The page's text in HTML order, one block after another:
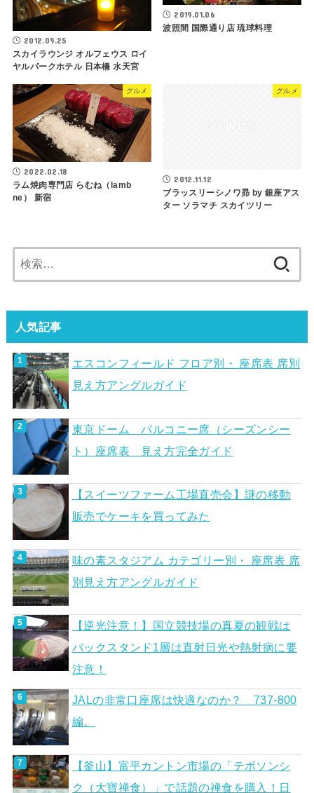
2012.09.25
スカイラウンジ オルフェウス ロイ
ヤルパークホテル 日本橋 水天宮
2019.01.06
波照間 国際通り店 琉球料理
グルメ
2022.02.18
ラム焼肉専門店 らむね（lamb
ne） 新宿
グルメ
2012.11.12
ブラッスリーシノワ昴 by 銀座アス
ター ソラマチ スカイツリー
索:
人気記事
エスコンフィールド フロア別・ 座席表 席別
見え方アングルガイド
東京ドーム バルコニー席（シーズンシー
ト）座席表 見え方完全ガイド
【スイーツファーム工場直売会】謎の移動
販売でケーキを買ってみた
味の素スタジアム カテゴリー別・ 座席表 席
別見え方アングルガイド
【逆光注意！】国立競技場の真夏の観戦は
バックスタンド1層は直射日光や熱射病に要
注意！
JALの非常口座席は快適なのか？ 737-800
編。
【釜山】富平カントン市場の「テボソンシ
ク（大寶禅食）」で話題の禅食を購入！日